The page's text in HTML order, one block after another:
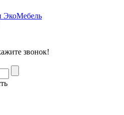
звонок!